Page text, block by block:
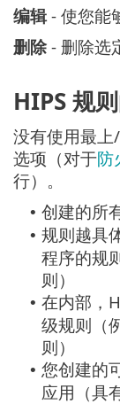
编辑- 使您能
删除 - 删除选
HIPS 规
没有使用最上
选项（对于防
行）。
• 创建的所
• 规则越具
程序的规
则）
• 在内部，
级规则（
则）
• 您创建的
应用（具